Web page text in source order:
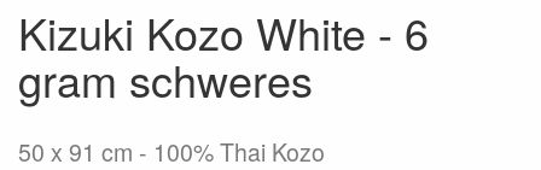
Kizuki Kozo White - 6
gram schweres
50 x 91 cm - 100% Thai Kozo